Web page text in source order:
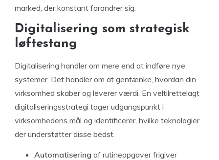
marked, der konstant forandrer sig.
Digitalisering som strategisk
løftestang
Digitalisering handler om mere end at indføre nye
systemer. Det handler om at gentænke, hvordan din
virksomhed skaber og leverer værdi. En veltilrettelagt
digitaliseringsstrategi tager udgangspunkt i
virksomhedens mål og identificerer, hvilke teknologier
der understøtter disse bedst.
Automatisering af rutineopgaver frigiver